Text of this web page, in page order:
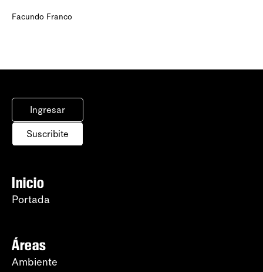
Facundo Franco
Ingresar
Suscribite
Inicio
Portada
Áreas
Ambiente